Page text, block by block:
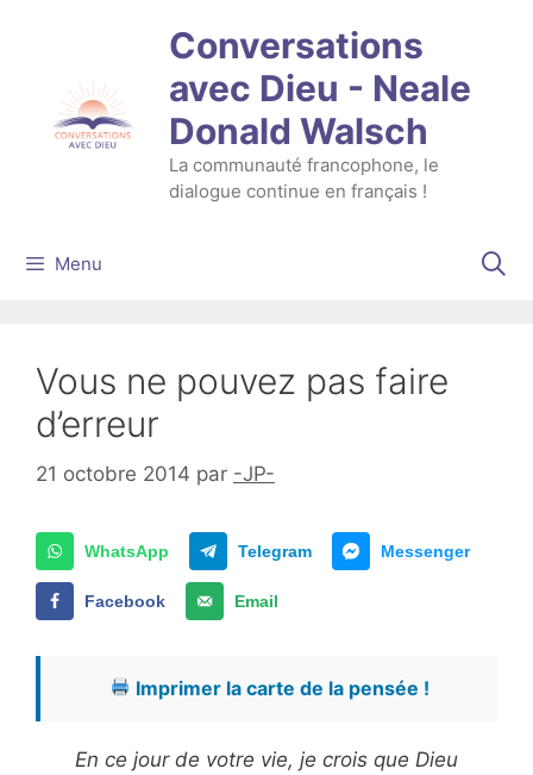
Conversations
avec Dieu - Neale
Donald Walsch
La communauté francophone, le
dialogue continue en français !
Menu
Vous ne pouvez pas faire
d’erreur
21 octobre 2014 par -JP-
WhatsApp Telegram Messenger
Facebook Email
Imprimer la carte de la pensée !
En ce jour de votre vie, je crois que Dieu